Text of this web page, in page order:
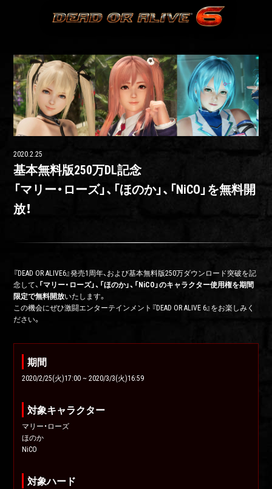
2020.2.25
基本無料版250万DL記念
「マリー・ローズ」、「ほのか」、「NiCO」を無料開
放！
『DEAD OR ALIVE6』発売1周年、および基本無料版250万ダウンロード突破を記
念して、 「マリー・ローズ」、「ほのか」、「NiCO」のキャラクター使用権を期間
限定で無料開放いたします。
この機会にぜひ激闘エンターテインメント『DEAD OR ALIVE 6』をお楽しみく
ださい。
期間
2020/2/25(火)17:00 ~ 2020/3/3(火)16:59
対象キャラクター
マリー・ローズ
ほのか
NiCO
対象ハード